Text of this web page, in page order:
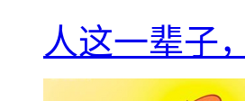
人这一辈子